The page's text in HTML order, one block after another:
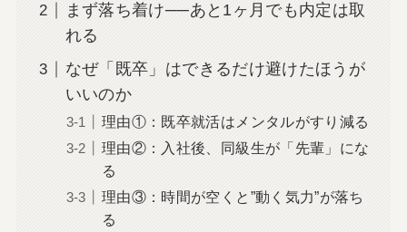
まず落ち着け──あと1ヶ月でも内定は取
れる
なぜ「既卒」はできるだけ避けたほうが
いいのか
理由①：既卒就活はメンタルがすり減る
理由②：入社後、同級生が「先輩」にな
る
理由③：時間が空くと”動く気力”が落ち
る